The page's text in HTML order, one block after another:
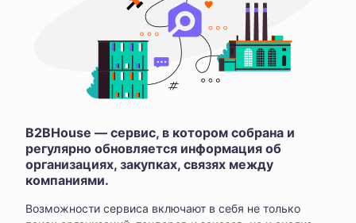
B2BHouse — сервис, в котором собрана и
регулярно обновляется информация об
организациях, закупках, связях между
компаниями.
Возможности сервиса включают в себя не только